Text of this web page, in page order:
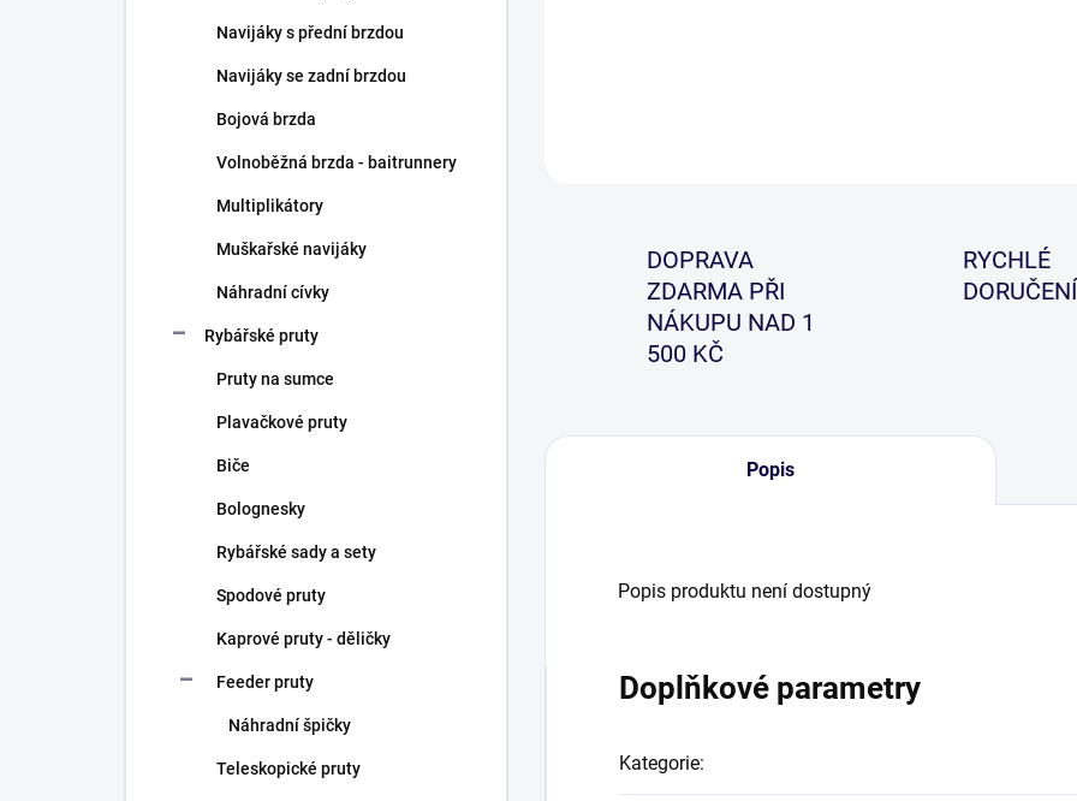
Navijáky s přední brzdou
Navijáky se zadní brzdou
Bojová brzda
Volnoběžná brzda - baitrunnery
Multiplikátory
Muškařské navijáky
Náhradní cívky
Rybářské pruty
Pruty na sumce
Plavačkové pruty
Biče
Bolognesky
Rybářské sady a sety
Spodové pruty
Kaprové pruty - děličky
Feeder pruty
Náhradní špičky
Teleskopické pruty
DOPRAVA
ZDARMA PŘI
NÁKUPU NAD 1
500 KČ
RYCHLÉ
DORUČENÍ
Popis
Popis produktu není dostupný
Doplňkové parametry
Kategorie: